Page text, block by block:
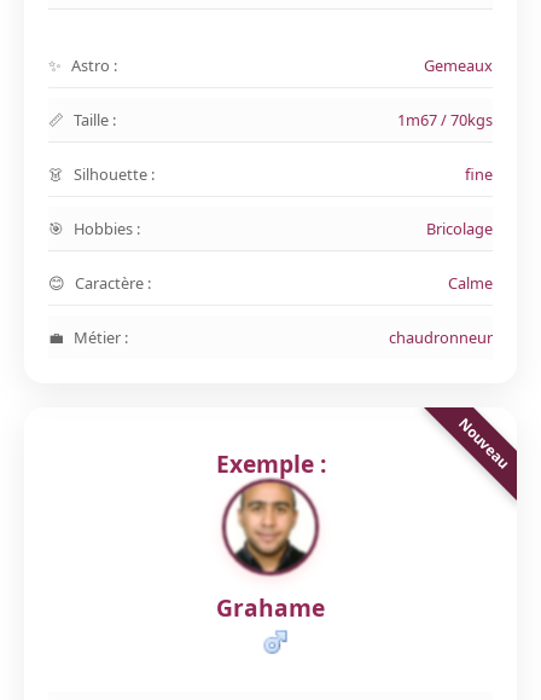
Astro : Gemeaux
Taille : 1m67 / 70kgs
Silhouette : fine
Hobbies : Bricolage
Caractère : Calme
Métier : chaudronneur
Exemple :
Grahame